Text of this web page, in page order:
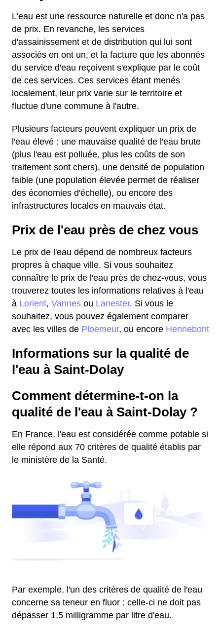
L'eau est une ressource naturelle et donc n'a pas
de prix. En revanche, les services
d'assainissement et de distribution qui lui sont
associés en ont un, et la facture que les abonnés
du service d'eau reçoivent s'explique par le coût
de ces services. Ces services étant menés
localement, leur prix varie sur le territoire et
fluctue d'une commune à l'autre.
Plusieurs facteurs peuvent expliquer un prix de
l'eau élevé : une mauvaise qualité de l'eau brute
(plus l'eau est polluée, plus les coûts de son
traitement sont chers), une densité de population
faible (une population élevée permet de réaliser
des économies d'échelle), ou encore des
infrastructures locales en mauvais état.
Prix de l'eau près de chez vous
Le prix de l'eau dépend de nombreux facteurs
propres à chaque ville. Si vous souhaitez
connaître le prix de l'eau près de chez-vous, vous
trouverez toutes les informations relatives à l'eau
à Lorient, Vannes ou Lanester. Si vous le
souhaitez, vous pouvez également comparer
avec les villes de Ploemeur, ou encore Hennebont
Informations sur la qualité de
l'eau à Saint-Dolay
Comment détermine-t-on la
qualité de l'eau à Saint-Dolay ?
En France, l'eau est considérée comme potable si
elle répond aux 70 critères de qualité établis par
le ministère de la Santé.
Par exemple, l'un des critères de qualité de l'eau
concerne sa teneur en fluor : celle-ci ne doit pas
dépasser 1,5 milligramme par litre d'eau.